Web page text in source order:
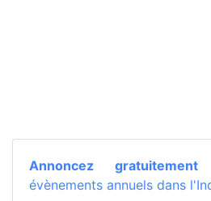
Annoncez gratuitement
évènements annuels dans